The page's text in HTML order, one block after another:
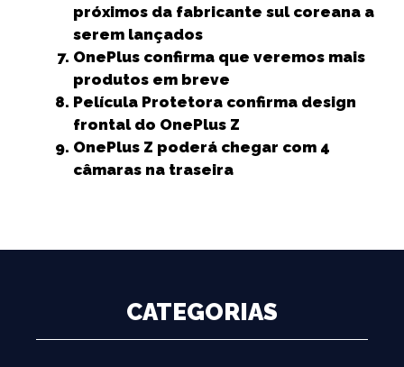
próximos da fabricante sul coreana a
serem lançados
OnePlus confirma que veremos mais
produtos em breve
Película Protetora confirma design
frontal do OnePlus Z
OnePlus Z poderá chegar com 4
câmaras na traseira
CATEGORIAS